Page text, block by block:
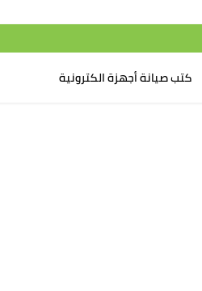
كتب صيانة أجهزة الكترونية